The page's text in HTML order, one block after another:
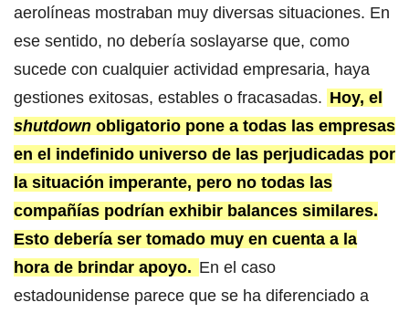
aerolíneas mostraban muy diversas situaciones. En
ese sentido, no debería soslayarse que, como
sucede con cualquier actividad empresaria, haya
gestiones exitosas, estables o fracasadas. Hoy, el
shutdown obligatorio pone a todas las empresas
en el indefinido universo de las perjudicadas por
la situación imperante, pero no todas las
compañías podrían exhibir balances similares.
Esto debería ser tomado muy en cuenta a la
hora de brindar apoyo. En el caso
estadounidense parece que se ha diferenciado a